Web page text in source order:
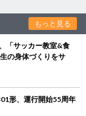
もっと見る
「サッカー教室&食
の身体づくりをサ
形、運行開始55周年